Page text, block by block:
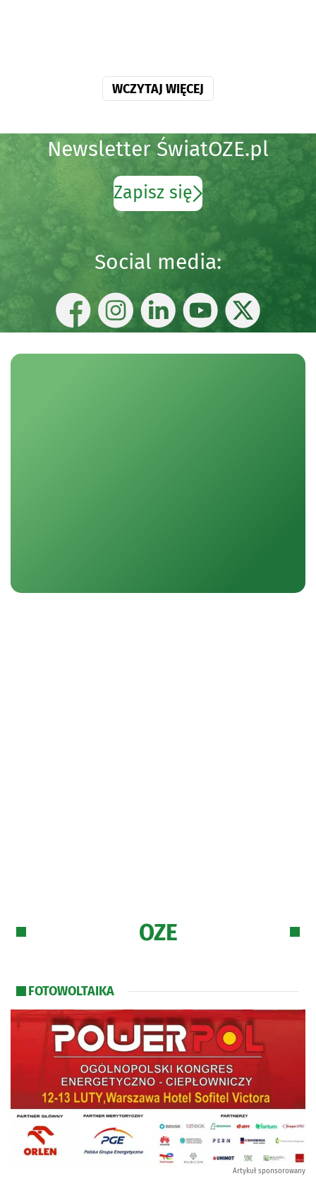
WCZYTAJ WIĘCEJ
Newsletter ŚwiatOZE.pl
Zapisz się
Social media:
OZE
FOTOWOLTAIKA
Artykuł sponsorowany